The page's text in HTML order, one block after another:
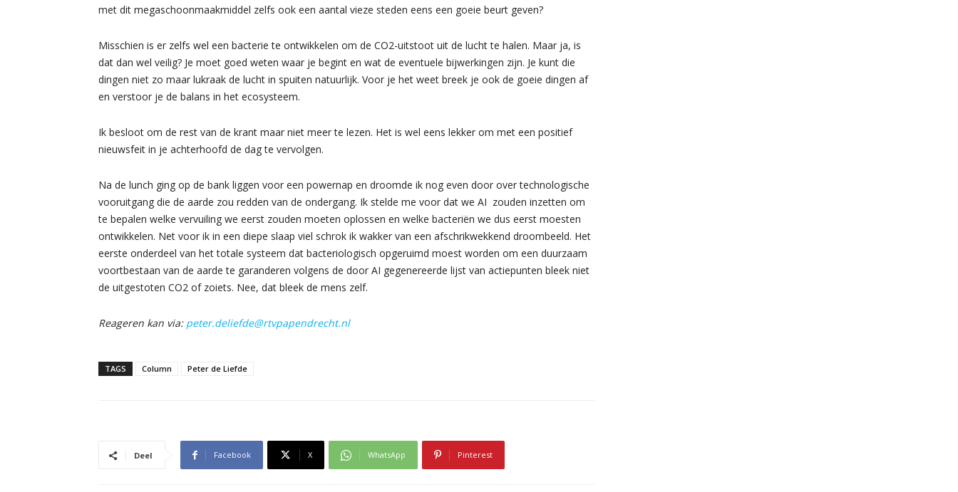
met dit megaschoonmaakmiddel zelfs ook een aantal vieze steden eens een goeie beurt geven?
Misschien is er zelfs wel een bacterie te ontwikkelen om de CO2-uitstoot uit de lucht te halen. Maar ja, is
dat dan wel veilig? Je moet goed weten waar je begint en wat de eventuele bijwerkingen zijn. Je kunt die
dingen niet zo maar lukraak de lucht in spuiten natuurlijk. Voor je het weet breek je ook de goeie dingen af
en verstoor je de balans in het ecosysteem.
Ik besloot om de rest van de krant maar niet meer te lezen. Het is wel eens lekker om met een positief
nieuwsfeit in je achterhoofd de dag te vervolgen.
Na de lunch ging op de bank liggen voor een powernap en droomde ik nog even door over technologische
vooruitgang die de aarde zou redden van de ondergang. Ik stelde me voor dat we AI zouden inzetten om
te bepalen welke vervuiling we eerst zouden moeten oplossen en welke bacteriën we dus eerst moesten
ontwikkelen. Net voor ik in een diepe slaap viel schrok ik wakker van een afschrikwekkend droombeeld. Het
eerste onderdeel van het totale systeem dat bacteriologisch opgeruimd moest worden om een duurzaam
voortbestaan van de aarde te garanderen volgens de door AI gegenereerde lijst van actiepunten bleek niet
de uitgestoten CO2 of zoiets. Nee, dat bleek de mens zelf.
Reageren kan via: peter.deliefde@rtvpapendrecht.nl
TAGS Column Peter de Liefde
Deel Facebook X WhatsApp Pinterest